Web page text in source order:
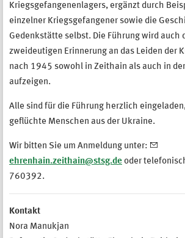
Kriegsgefangenenlagers, ergänzt durch
einzelner Kriegsgefangener sowie die
Gedenkstätte selbst. Die Führung wird auch
zweideutigen Erinnerung an das Leiden der
nach 1945 sowohl in Zeithain als auch in
aufzeigen.
Alle sind für die Führung herzlich
geflüchte Menschen aus der Ukraine.
Wir bitten Sie um Anmeldung unter:
ehrenhain.zeithain@stsg.de oder
760392.
Kontakt
Nora Manukjan